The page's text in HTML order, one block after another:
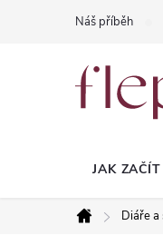
Náš příběh
JAK ZAČÍT
Domů
Diáře a